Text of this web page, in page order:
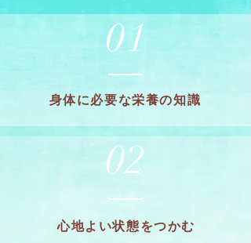
01
身体に必要な栄養の知識
02
心地よい状態をつかむ